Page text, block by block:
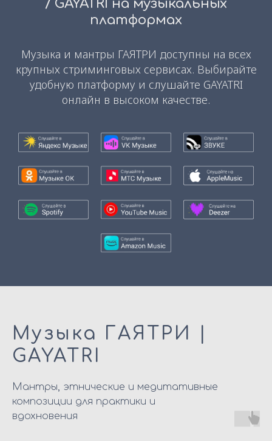
/ GAYATRI на музыкальных
платформах
Музыка и мантры ГАЯТРИ доступны на всех
крупных стриминговых сервисах. Выбирайте
удобную платформу и слушайте GAYATRI
онлайн в высоком качестве.
Музыка ГАЯТРИ |
GAYATRI
Мантры, этнические и медитативные
композиции для практики и
вдохновения